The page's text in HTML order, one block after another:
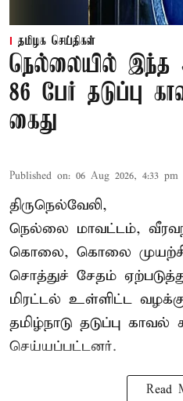
தமிழக செய்திகள்
நெல்லையில்
86 பேர் தடுப்பு
கைது
Published on: 06 Aug 2026, 4:33 pm
திருநெல்வேலி,
நெல்லை மாவட்டம்,
கொலை, கொலை
சொத்துச் சேதம்
மிரட்டல் உள்ளிட்ட
தமிழ்நாடு தடுப்பு
செய்யப்பட்டனர்.
Read